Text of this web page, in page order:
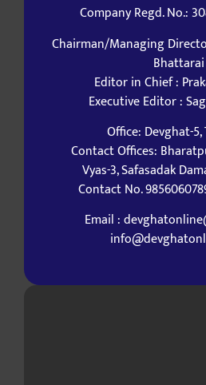
Company Regd. No.:
Chairman/Managing
Bhattarai
Editor in Chief :
Executive Editor :
Office: Devghat-
Contact Offices:
Vyas-3, Safasadak
Contact No.
Email :